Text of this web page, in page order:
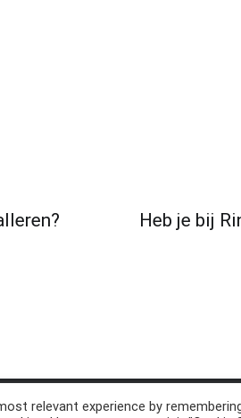
Heb je bij
reserved. Thema:Cenoteby
relevant experience by